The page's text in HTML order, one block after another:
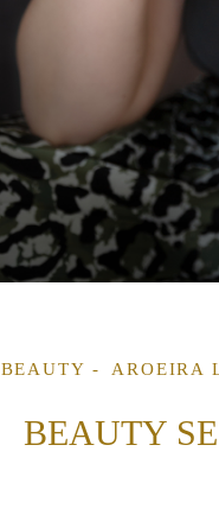
BEAUTY AROEIRA
BEAUTY